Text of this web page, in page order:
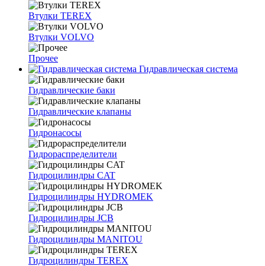
Втулки TEREX
Втулки VOLVO
Прочее
Гидравлическая система
Гидравлические баки
Гидравлические клапаны
Гидронасосы
Гидрораспределители
Гидроцилиндры CAT
Гидроцилиндры HYDROMEK
Гидроцилиндры JCB
Гидроцилиндры MANITOU
Гидроцилиндры TEREX